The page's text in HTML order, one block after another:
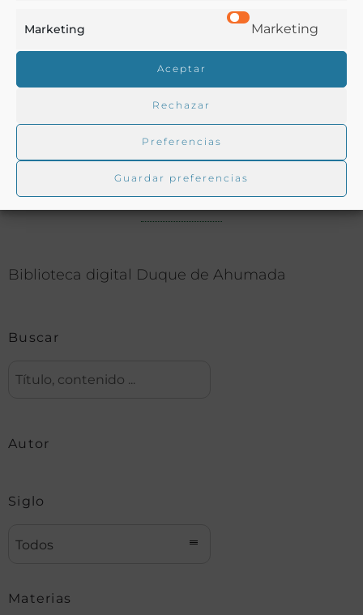
Marketing Marketing
Aceptar
Rechazar
Preferencias
Guardar preferencias
Ver más libros con las palabras clave:
Bizcochos,Cocina,Helados,Repostería
Buscar en la biblioteca
Biblioteca digital Duque de Ahumada
Buscar
Autor
Siglo
Todos
Materias